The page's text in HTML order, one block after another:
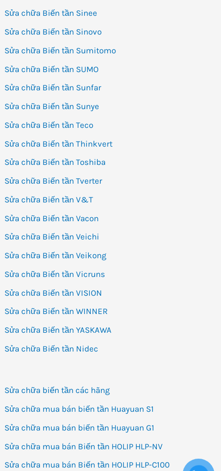
Sửa chữa Biến tần Sinee
Sửa chữa Biến tần Sinovo
Sửa chữa Biến tần Sumitomo
Sửa chữa Biến tần SUMO
Sửa chữa Biến tần Sunfar
Sửa chữa Biến tần Sunye
Sửa chữa Biến tần Teco
Sửa chữa Biến tần Thinkvert
Sửa chữa Biến tần Toshiba
Sửa chữa Biến tần Tverter
Sửa chữa Biến tần V&T
Sửa chữa Biến tần Vacon
Sửa chữa Biến tần Veichi
Sửa chữa Biến tần Veikong
Sửa chữa Biến tần Vicruns
Sửa chữa Biến tần VISION
Sửa chữa Biến tần WINNER
Sửa chữa Biến tần YASKAWA
Sửa chữa Biến tần Nidec
Sửa chữa biến tần các hãng
Sửa chữa mua bán biến tần Huayuan S1
Sửa chữa mua bán biến tần Huayuan G1
Sửa chữa mua bán Biến tần HOLIP HLP-NV
Sửa chữa mua bán Biến tần HOLIP HLP-C100